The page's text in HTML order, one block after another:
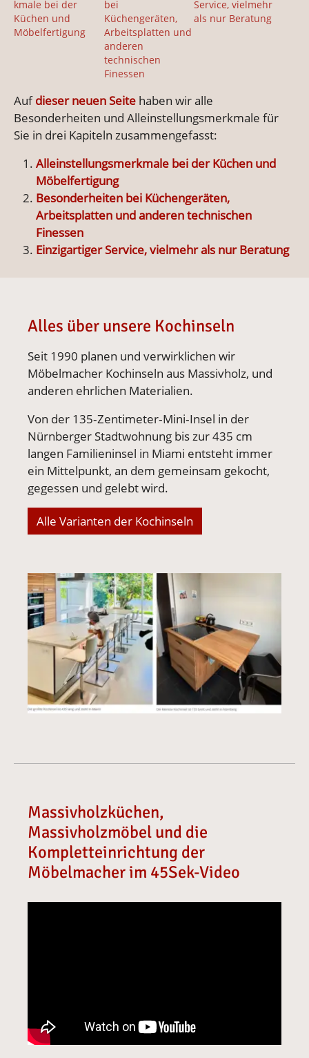
kmale bei der
Küchen und
Möbelfertigung
bei
Küchengeräten,
Arbeitsplatten und
anderen
technischen
Finessen
Service, vielmehr
als nur Beratung
Aufdieser neuen Seite haben wir alle
Besonderheiten und Alleinstellungsmerkmale für
Sie in drei Kapiteln zusammengefasst:
Alleinstellungsmerkmale bei der Küchen und
Möbelfertigung
Besonderheiten bei Küchengeräten,
Arbeitsplatten und anderen technischen
Finessen
Einzigartiger Service, vielmehr als nur Beratung
Alles über unsere Kochinseln
Seit 1990 planen und verwirklichen wir
Möbelmacher Kochinseln aus Massivholz, und
anderen ehrlichen Materialien.
Von der 135‑Zentimeter‑Mini‑Insel in der
Nürnberger Stadtwohnung bis zur 435 cm
langen Familieninsel in Miami entsteht immer
ein Mittelpunkt, an dem gemeinsam gekocht,
gegessen und gelebt wird.
Alle Varianten der Kochinseln
Massivholzküchen,
Massivholzmöbel und die
Kompletteinrichtung der
Möbelmacher im 45Sek-Video